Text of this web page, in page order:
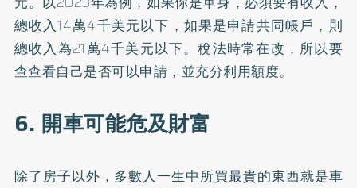
總收入14萬4千美元以下，如果是申請共同帳戶，則
總收入為21萬4千美元以下。稅法時常在改，所以要
查查看自己是否可以申請，並充分利用額度。
6. 開車可能危及財富
除了房子以外，多數人一生中所買最貴的東西就是車